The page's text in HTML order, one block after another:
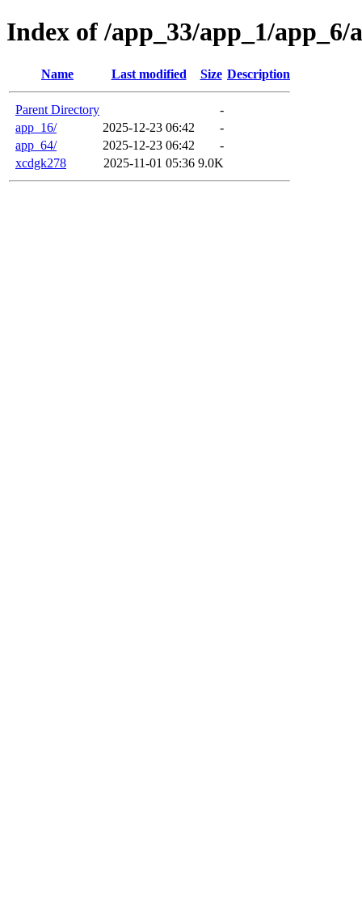
Index of /app_33/app_1/app_6/
Name Last modified Size Description
Parent Directory
-
app_16/
2025-12-23 06:42
-
app_64/
2025-12-23 06:42
-
xcdgk278
2025-11-01 05:36 9.0K